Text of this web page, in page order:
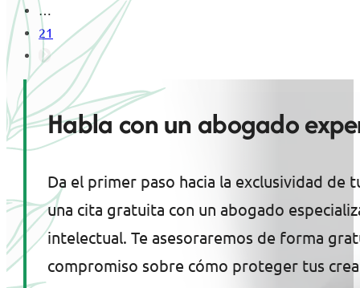
…
21
Habla con un abogado
Da el primer paso hacia la exclusividad de
una cita gratuita con un abogado
intelectual. Te asesoraremos de forma
compromiso sobre cómo proteger tus